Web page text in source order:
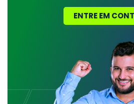
ENTRE EM